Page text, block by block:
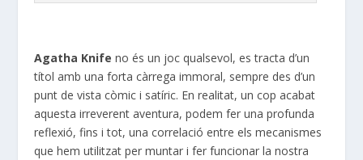
Agatha Knife no és un joc qualsevol, es tracta d’un
títol amb una forta càrrega immoral, sempre des d’un
punt de vista còmic i satíric. En realitat, un cop acabat
aquesta irreverent aventura, podem fer una profunda
reflexió, fins i tot, una correlació entre els mecanismes
que hem utilitzat per muntar i fer funcionar la nostra